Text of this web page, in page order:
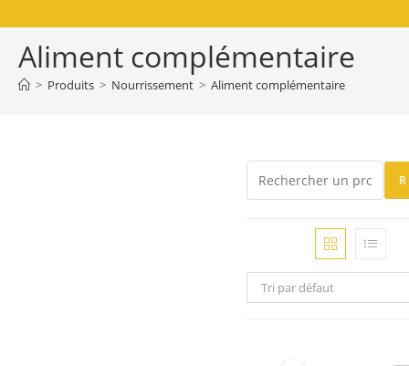
Aliment complémentaire
> Produits > Nourrissement > Aliment complémentaire
Tri par défaut